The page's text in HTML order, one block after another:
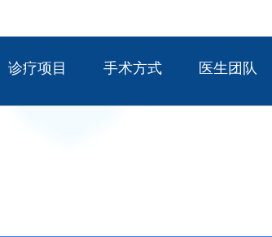
诊疗项目 手术方式 医生团队